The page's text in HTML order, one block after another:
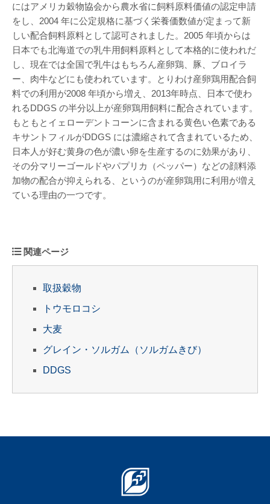
にはアメリカ穀物協会から農水省に飼料原料価値の認定申請
をし、2004 年に公定規格に基づく栄養価数値が定まって新
しい配合飼料原料として認可されました。2005 年頃からは
日本でも北海道での乳牛用飼料原料として本格的に使われだ
し、現在では全国で乳牛はもちろん産卵鶏、豚、ブロイラ
ー、肉牛などにも使われています。とりわけ産卵鶏用配合飼
料での利用が2008 年頃から増え、2013年時点、日本で使わ
れるDDGS の半分以上が産卵鶏用飼料に配合されています。
もともとイェローデントコーンに含まれる黄色い色素である
キサントフィルがDDGS には濃縮されて含まれているため、
日本人が好む黄身の色が濃い卵を生産するのに効果があり、
その分マリーゴールドやパプリカ（ペッパー）などの顔料添
加物の配合が抑えられる、というのが産卵鶏用に利用が増え
ている理由の一つです。
関連ページ
取扱穀物
トウモロコシ
大麦
グレイン・ソルガム（ソルガムきび）
DDGS